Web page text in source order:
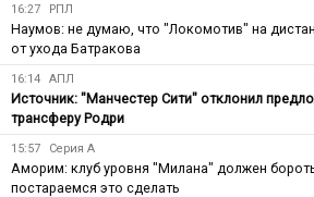
16:27 РПЛ
Наумов: не думаю, что "Локомотив" на
от ухода Батракова
16:14 АПЛ
Источник: "Манчестер Сити" отклонил
трансферу Родри
15:57 Серия А
Аморим: клуб уровня "Милана" должен
постараемся это сделать